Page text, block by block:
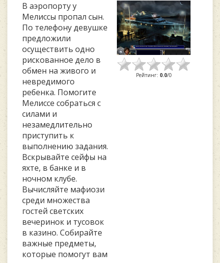
В аэропорту у
Мелиссы пропал сын.
По телефону девушке
предложили
осуществить одно
рискованное дело в
обмен на живого и
невредимого
ребенка. Помогите
Мелиссе собраться с
силами и
незамедлительно
приступить к
выполнению задания.
Вскрывайте сейфы на
яхте, в банке и в
ночном клубе.
Вычисляйте мафиози
среди множества
гостей светских
вечеринок и тусовок
в казино. Собирайте
важные предметы,
которые помогут вам
Рейтинг: 0.0/0